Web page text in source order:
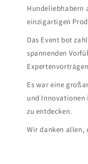
Hundeliebhabern
einzigartigen
Das Event bot
spannenden
Es war eine
und Innovationen
zu entdecken.
Wir danken allen,